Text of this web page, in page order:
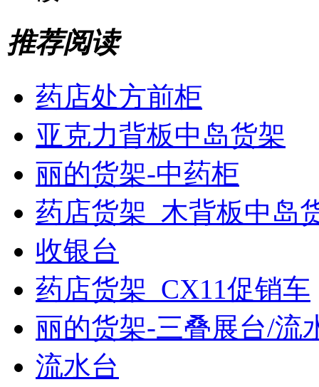
推荐阅读
药店处方前柜
亚克力背板中岛货架
丽的货架-中药柜
药店货架_木背板中岛
收银台
药店货架_CX11促销车
丽的货架-三叠展台/流
流水台